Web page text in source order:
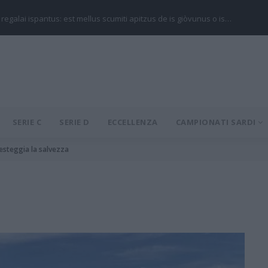
regalai ispantus: est mellus scumiti apitzus de is giòvunus o is…
SERIE C SERIE D ECCELLENZA CAMPIONATI SARDI
la salvezza